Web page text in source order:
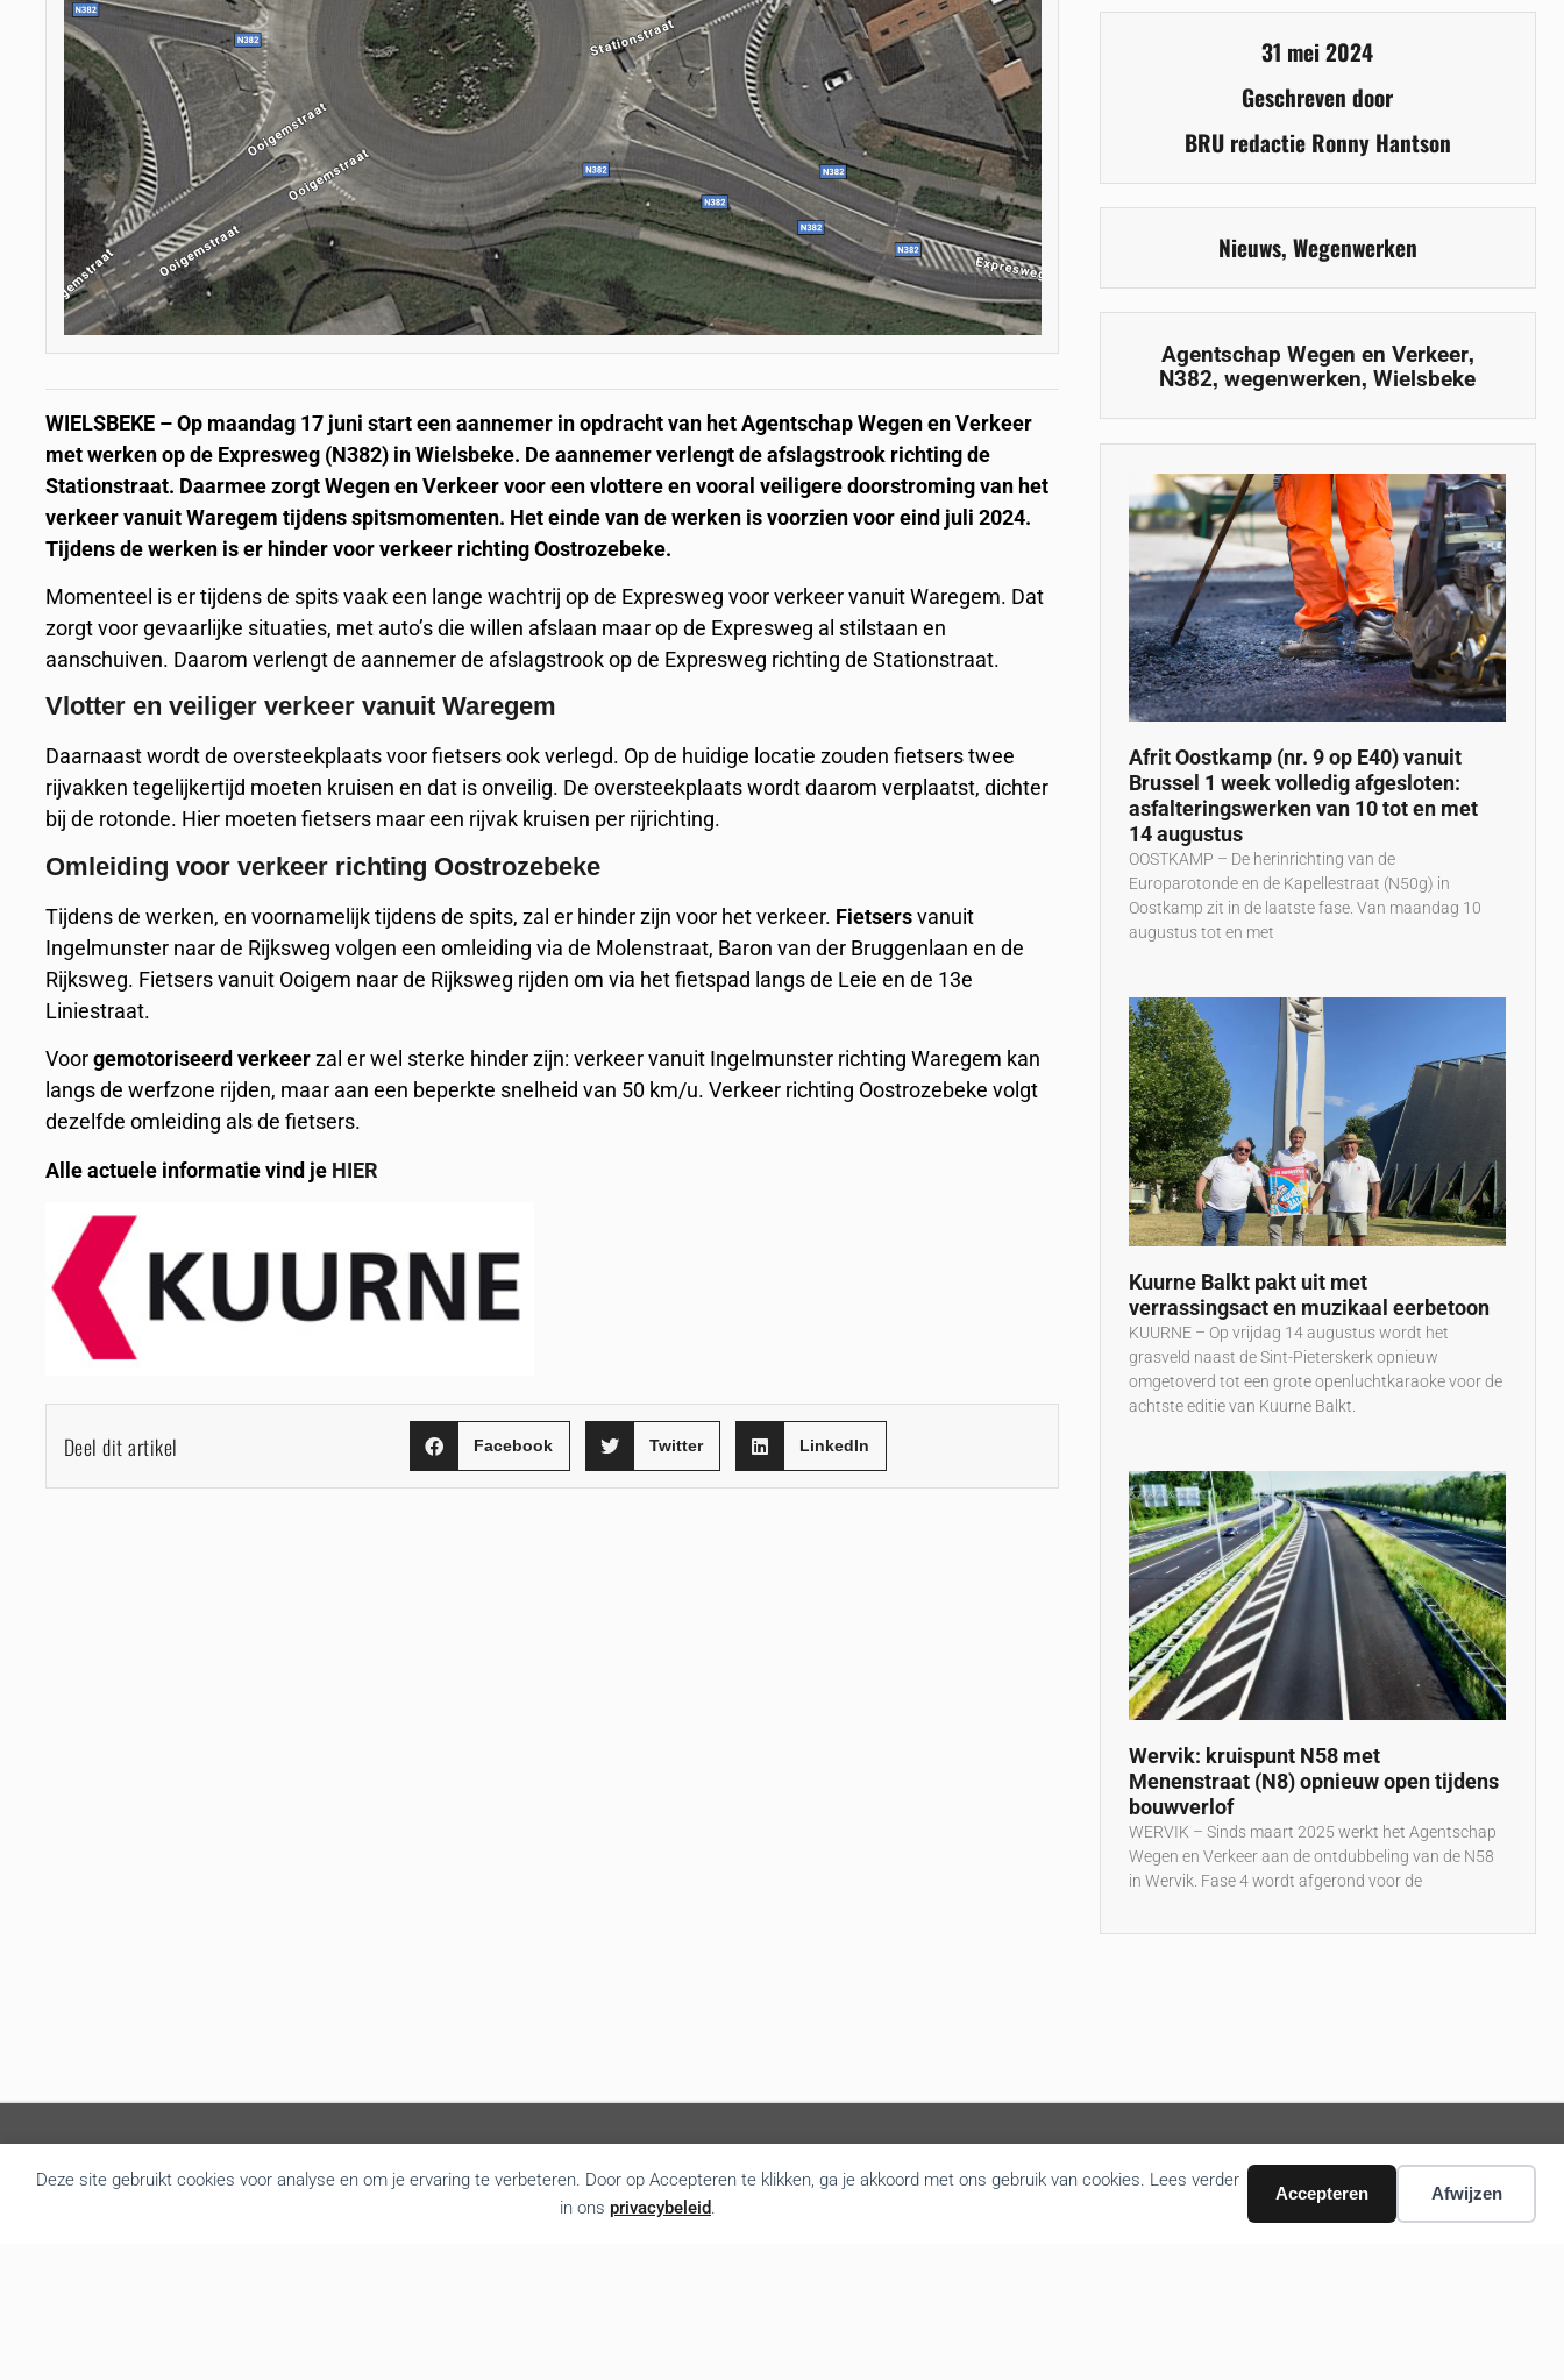
Deze site gebruikt cookies voor analyse en om je ervaring te verbeteren. Door op Accepteren te klikken, ga je akkoord met ons gebruik van cookies. Lees verder
in ons privacybeleid.
Accepteren Afwijzen
WIELSBEKE – Op maandag 17 juni start een aannemer in opdracht van het Agentschap Wegen en Verkeer
met werken op de Expresweg (N382) in Wielsbeke. De aannemer verlengt de afslagstrook richting de
Stationstraat. Daarmee zorgt Wegen en Verkeer voor een vlottere en vooral veiligere doorstroming van het
verkeer vanuit Waregem tijdens spitsmomenten. Het einde van de werken is voorzien voor eind juli 2024.
Tijdens de werken is er hinder voor verkeer richting Oostrozebeke.
Momenteel is er tijdens de spits vaak een lange wachtrij op de Expresweg voor verkeer vanuit Waregem. Dat
zorgt voor gevaarlijke situaties, met auto’s die willen afslaan maar op de Expresweg al stilstaan en
aanschuiven. Daarom verlengt de aannemer de afslagstrook op de Expresweg richting de Stationstraat.
Vlotter en veiliger verkeer vanuit Waregem
Daarnaast wordt de oversteekplaats voor fietsers ook verlegd. Op de huidige locatie zouden fietsers twee
rijvakken tegelijkertijd moeten kruisen en dat is onveilig. De oversteekplaats wordt daarom verplaatst, dichter
bij de rotonde. Hier moeten fietsers maar een rijvak kruisen per rijrichting.
Omleiding voor verkeer richting Oostrozebeke
Tijdens de werken, en voornamelijk tijdens de spits, zal er hinder zijn voor het verkeer. Fietsersvanuit
Ingelmunster naar de Rijksweg volgen een omleiding via de Molenstraat, Baron van der Bruggenlaan en de
Rijksweg. Fietsers vanuit Ooigem naar de Rijksweg rijden om via het fietspad langs de Leie en de 13e
Liniestraat.
Voorgemotoriseerd verkeerzal er wel sterke hinder zijn: verkeer vanuit Ingelmunster richting Waregem kan
langs de werfzone rijden, maar aan een beperkte snelheid van 50 km/u. Verkeer richting Oostrozebeke volgt
dezelfde omleiding als de fietsers.
Alle actuele informatie vind je HIER
Deel dit artikel Facebook Twitter LinkedIn
31 mei 2024
Geschreven door
BRU redactie Ronny Hantson
Nieuws, Wegenwerken
Agentschap Wegen en Verkeer,
N382,wegenwerken,Wielsbeke
Afrit Oostkamp (nr. 9 op E40) vanuit
Brussel 1 week volledig afgesloten:
asfalteringswerken van 10 tot en met
14 augustus
OOSTKAMP – De herinrichting van de
Europarotonde en de Kapellestraat (N50g) in
Oostkamp zit in de laatste fase. Van maandag 10
augustus tot en met
Kuurne Balkt pakt uit met
verrassingsact en muzikaal eerbetoon
KUURNE – Op vrijdag 14 augustus wordt het
grasveld naast de Sint-Pieterskerk opnieuw
omgetoverd tot een grote openluchtkaraoke voor de
achtste editie van Kuurne Balkt.
Wervik: kruispunt N58 met
Menenstraat (N8) opnieuw open tijdens
bouwverlof
WERVIK – Sinds maart 2025 werkt het Agentschap
Wegen en Verkeer aan de ontdubbeling van de N58
in Wervik. Fase 4 wordt afgerond voor de
Over BRU